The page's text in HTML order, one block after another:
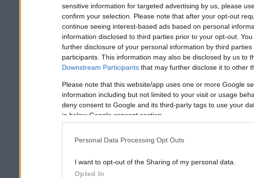
sensitive information for targeted advertising by us, please
confirm your selection. Please note that after your opt-out
continue seeing interest-based ads based on personal
information disclosed to third parties prior to your opt-out.
further disclosure of your personal information by third parties
participants. This information may also be disclosed by us to
Downstream Participants that may further disclose it to other
Please note that this website/app uses one or more Google
information including but not limited to your visit or usage
deny consent to Google and its third-party tags to use your
in below Google consent section.
Personal Data Processing Opt Outs
I want to opt-out of the Sharing of my personal data.
Opted In